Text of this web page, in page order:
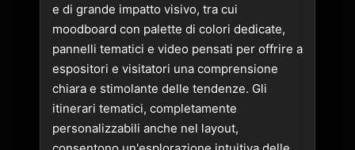
e di grande impatto visivo, tra cui
moodboard con palette di colori dedicate,
pannelli tematici e video pensati per offrire a
espositori e visitatori una comprensione
chiara e stimolante delle tendenze. Gli
itinerari tematici, completamente
personalizzabili anche nel layout,